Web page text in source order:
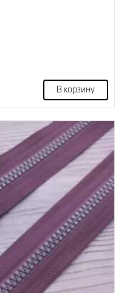
В корзину